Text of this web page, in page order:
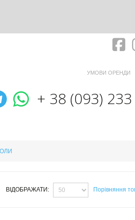
УМОВИ ОРЕНДИ
+ 38 (093)
Telegram
ВІДОБРАЖАТИ: Порівняння